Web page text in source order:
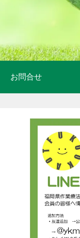
お問合せ